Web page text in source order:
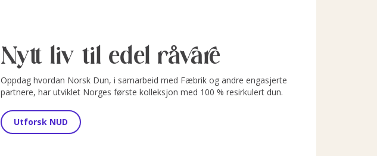
Nytt liv til edel råvare
Oppdag hvordan Norsk Dun, i samarbeid med Fæbrik og andre engasjerte
partnere, har utviklet Norges første kolleksjon med 100 % resirkulert dun.
Utforsk NUD